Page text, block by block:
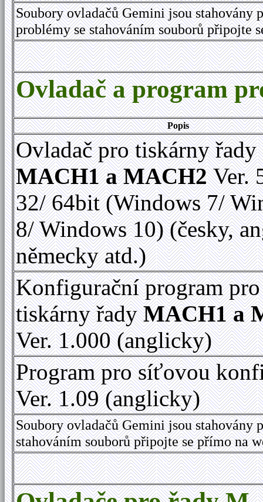
Soubory ovladačů Gemini jsou
problémy se stahováním souborů připojte
Ovladač a program
Popis
Ovladač pro tiskárny řady
MACH1 a MACH2Ver.
32/ 64bit (Windows 7/
8/ Windows 10) (česky,
německy atd.)
Konfigurační program pro
tiskárny řadyMACH1 a
Ver. 1.000 (anglicky)
Program pro síťovou
Ver. 1.09 (anglicky)
Soubory ovladačů Gemini jsou
stahováním souborů připojte se přímo na